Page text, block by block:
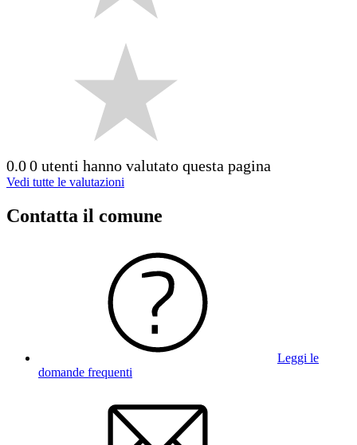
0.00 utenti hanno valutato questa pagina
Vedi tutte le valutazioni
Contatta il comune
Leggi le
domande frequenti